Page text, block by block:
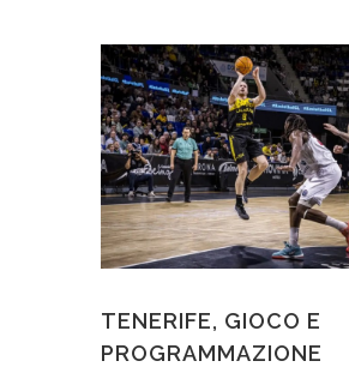
TENERIFE, GIOCO E
PROGRAMMAZIONE